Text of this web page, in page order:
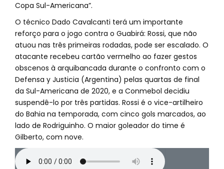
Copa Sul-Americana”.
O técnico Dado Cavalcanti terá um importante
reforço para o jogo contra o Guabirá: Rossi, que não
atuou nas três primeiras rodadas, pode ser escalado. O
atacante recebeu cartão vermelho ao fazer gestos
obscenos à arquibancada durante o confronto com o
Defensa y Justicia (Argentina) pelas quartas de final
da Sul-Americana de 2020, e a Conmebol decidiu
suspendê-lo por três partidas. Rossi é o vice-artilheiro
do Bahia na temporada, com cinco gols marcados, ao
lado de Rodriguinho. O maior goleador do time é
Gilberto, com nove.